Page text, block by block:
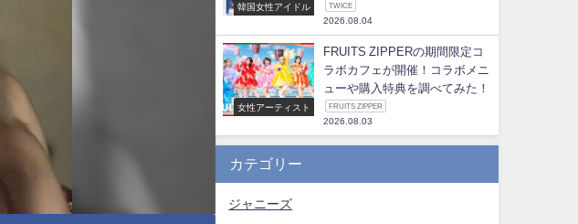
韓国女性アイドル TWICE
2026.08.04
女性アーティスト
FRUITS ZIPPERの期間限定コ
ラボカフェが開催！コラボメニ
ューや購入特典を調べてみた！
FRUITS ZIPPER
2026.08.03
カテゴリー
ジャニーズ